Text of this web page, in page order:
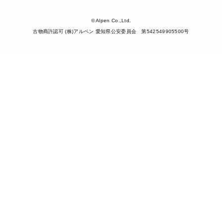
© Alpen Co.,Ltd.
古物商許認可 (株)アルペン 愛知県公安委員会 第542549905500号